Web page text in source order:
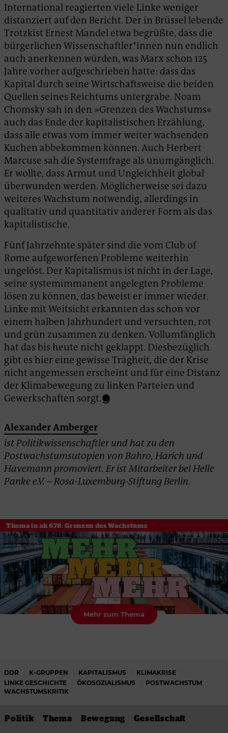
International reagierten viele Linke weniger
distanziert auf den Bericht. Der in Brüssel lebende
Trotzkist Ernest Mandel etwa begrüßte, dass die
bürgerlichen Wissenschaftler*innen nun endlich
auch anerkennen würden, was Marx schon 125
Jahre vorher aufgeschrieben hatte: dass das
Kapital durch seine Wirtschaftsweise die beiden
Quellen seines Reichtums untergrabe. Noam
Chomsky sah in den »Grenzen des Wachstums«
auch das Ende der kapitalistischen Erzählung,
dass alle etwas vom immer weiter wachsenden
Kuchen abbekommen können. Auch Herbert
Marcuse sah die Systemfrage als unumgänglich.
Er wollte, dass Armut und Ungleichheit global
überwunden werden. Möglicherweise sei dazu
weiteres Wachstum notwendig, allerdings in
qualitativ und quantitativ anderer Form als das
kapitalistische.
Fünf Jahrzehnte später sind die vom Club of
Rome aufgeworfenen Probleme weiterhin
ungelöst. Der Kapitalismus ist nicht in der Lage,
seine systemimmanent angelegten Probleme
lösen zu können, das beweist er immer wieder.
Linke mit Weitsicht erkannten das schon vor
einem halben Jahrhundert und versuchten, rot
und grün zusammen zu denken. Vollumfänglich
hat das bis heute nicht geklappt. Diesbezüglich
gibt es hier eine gewisse Trägheit, die der Krise
nicht angemessen erscheint und für eine Distanz
der Klimabewegung zu linken Parteien und
Gewerkschaften sorgt.
Alexander Amberger
ist Politikwissenschaftler und hat zu den
Postwachstumsutopien von Bahro, Harich und
Havemann promoviert. Er ist Mitarbeiter bei Helle
Panke e.V. – Rosa-Luxemburg-Stiftung Berlin.
Thema in ak 678: Grenzen des Wachstums
Mehr zum Thema
DDR K-GRUPPEN KAPITALISMUS
KLIMAKRISE
LINKE GESCHICHTE
ÖKOSOZIALISMUS
POSTWACHSTUM
WACHSTUMSKRITIK
Politik Thema Bewegung Gesellschaft